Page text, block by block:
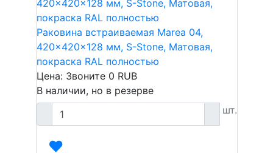
Раковина встраиваемая Marea 04,
420x420x128 мм, S-Stone, Матовая,
покраска RAL полностью
Цена: Звоните 0 RUB
В наличии, но в резерве
шт.